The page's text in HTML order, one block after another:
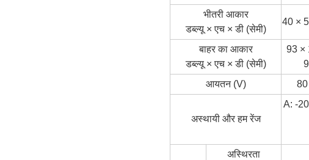
भीतरी आकार
डब्ल्यू × एच × डी (सेमी)
40 ×
बाहर का आकार
डब्ल्यू × एच × डी (सेमी)
93 ×
आयतन (V)
अस्थायी और हम रेंज
A: -
अस्थिरता